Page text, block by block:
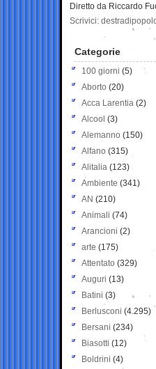
Diretto da Riccardo
Scrivici:
Categorie
100 giorni (5)
Aborto (20)
Acca Larentia (2)
Alcool (3)
Alemanno (150)
Alfano (315)
Alitalia (123)
Ambiente (341)
AN (210)
Animali (74)
Arancioni (2)
arte (175)
Attentato (329)
Auguri (13)
Batini (3)
Berlusconi (4.295)
Bersani (234)
Biasotti (12)
Boldrini (4)